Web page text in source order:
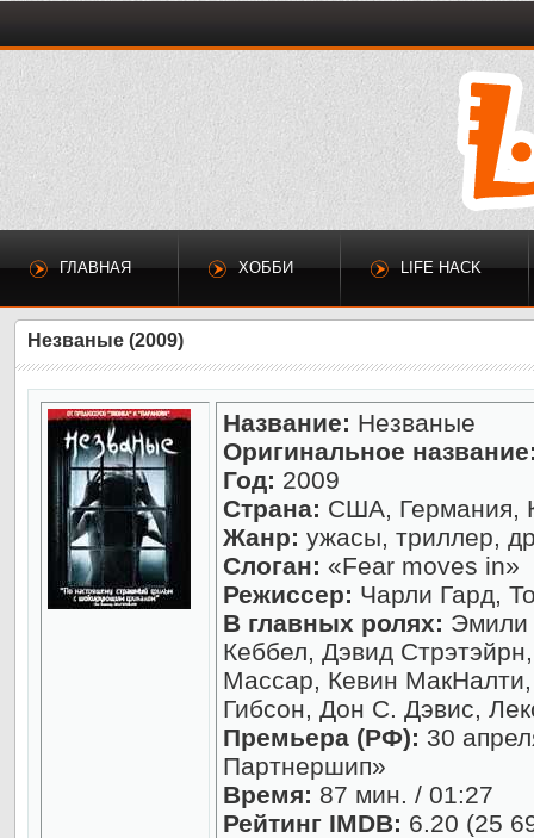
ГЛАВНАЯ ХОББИ LIFE HACK
Незваные (2009)
Название: Незваные
Оригинальное
Год: 2009
Страна: США, Германия,
Жанр: ужасы, триллер,
Слоган: «Fear moves in»
Режиссер: Чарли Гард,
В главных ролях: Эмили
Кеббел, Дэвид
Массар, Кевин
Гибсон, Дон С. Дэвис,
Премьера (РФ): 30
Партнершип»
Время: 87 мин. / 01:27
Рейтинг IMDB: 6.20 (25